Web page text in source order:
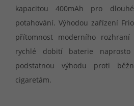
kapacitou 400mAh pro
potahování. Výhodou zařízení
přítomnost moderního
rychlé dobití baterie
podstatnou výhodu proti
cigaretám.